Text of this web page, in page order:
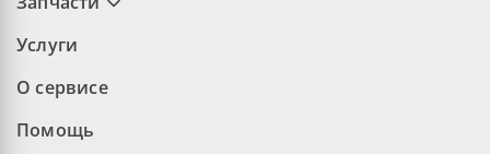
Услуги
О сервисе
Помощь